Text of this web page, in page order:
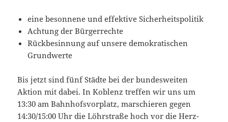
eine besonnene und effektive Sicherheitspolitik
Achtung der Bürgerrechte
Rückbesinnung auf unsere demokratischen
Grundwerte
Bis jetzt sind fünf Städte bei der bundesweiten
Aktion mit dabei. In Koblenz treffen wir uns um
13:30 am Bahnhofsvorplatz, marschieren gegen
14:30/15:00 Uhr die Löhrstraße hoch vor die Herz-